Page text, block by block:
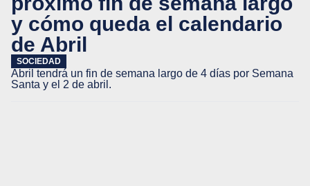
y cómo queda el calendario
de Abril
SOCIEDAD
Abril tendrá un fin de semana largo de 4 días por Semana
Santa y el 2 de abril.